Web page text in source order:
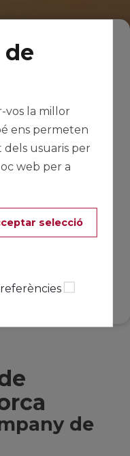
de
vos la millor
ens permeten
usuaris per
web per a
selecció